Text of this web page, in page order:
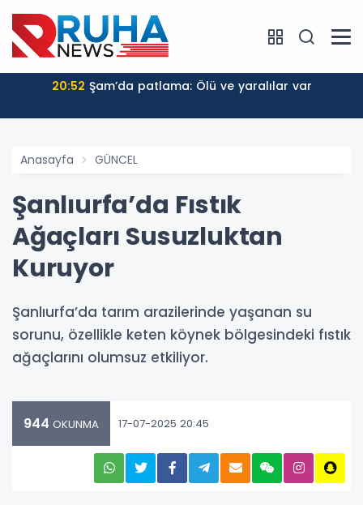
20:52 Şam’da patlama: Ölü ve yaralılar var
Anasayfa GÜNCEL
Şanlıurfa’da Fıstık
Ağaçları Susuzluktan
Kuruyor
Şanlıurfa’da tarım arazilerinde yaşanan su
sorunu, özellikle keten köynek bölgesindeki fıstık
ağaçlarını olumsuz etkiliyor.
944 OKUNMA 17-07-2025 20:45